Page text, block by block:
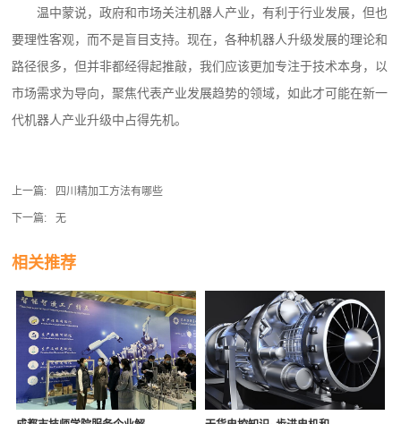
温中蒙说，政府和市场关注机器人产业，有利于行业发展，但也
要理性客观，而不是盲目支持。现在，各种机器人升级发展的理论和
路径很多，但并非都经得起推敲，我们应该更加专注于技术本身，以
市场需求为导向，聚焦代表产业发展趋势的领域，如此才可能在新一
代机器人产业升级中占得先机。
上一篇: 四川精加工方法有哪些
下一篇: 无
相关推荐